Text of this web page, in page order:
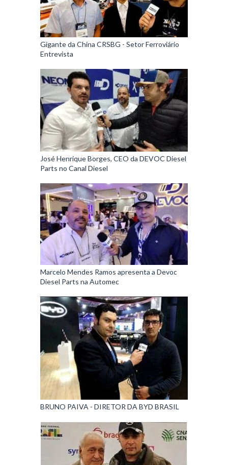
Gigante da China CRSBG - Setor Ferroviário
Entrevista
José Henrique Borges, CEO da DEVOC Diesel
Parts no Canal Diesel
Marcelo Mendes Ramos apresenta a Devoc
Diesel Parts na Automec
BRUNO PAIVA - DIRETOR DA BYD BRASIL